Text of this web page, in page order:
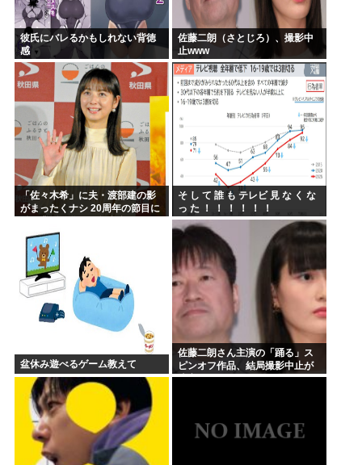
彼氏にバレるかもしれない背徳
感
佐藤二朗（さとじろ）、撮影中
止www
「佐々木希」に夫・渡部建の影
がまったくナシ 20周年の節目に
そ し て 誰 も テレビ 見 な く な
っ た ！ ！ ！ ！ ！ ！
盆休み遊べるゲーム教えて
佐藤二朗さん主演の「踊る」ス
ピンオフ作品、結局撮影中止が
決定www